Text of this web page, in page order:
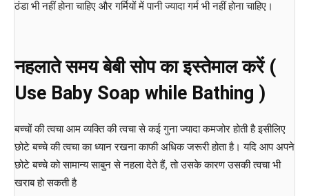
ठंडा भी नहीं होना चाहिए और गर्मियों में पानी ज्यादा गर्म भी नहीं होना चाहिए।
नहलाते समय बेबी सोप का इस्तेमाल करें (
Use Baby Soap while Bathing )
बच्चों की त्वचा आम व्यक्ति की त्वचा से कई गुना ज्यादा कमजोर होती है इसीलिए
छोटे बच्चे की त्वचा का ध्यान रखना काफी अधिक जरूरी होता है। यदि आप अपने
छोटे बच्चे को सामान्य साबुन से नहला देते हैं, तो उसके कारण उसकी त्वचा भी
खराब हो सकती है